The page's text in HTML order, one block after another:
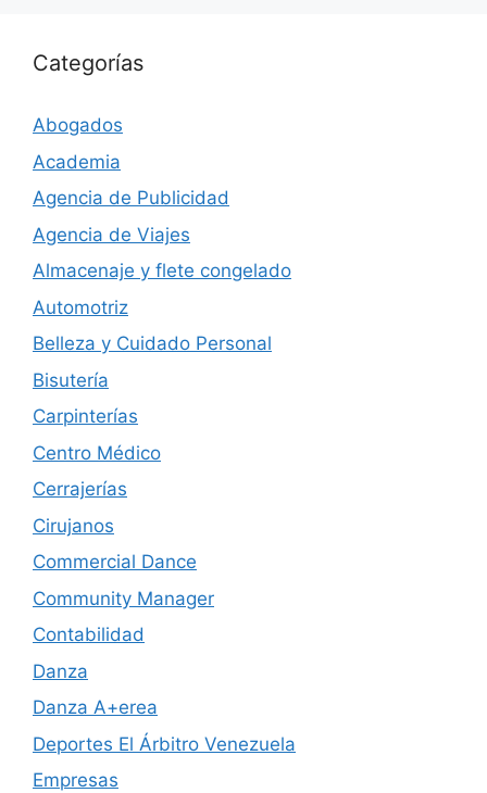
Categorías
Abogados
Academia
Agencia de Publicidad
Agencia de Viajes
Almacenaje y flete congelado
Automotriz
Belleza y Cuidado Personal
Bisutería
Carpinterías
Centro Médico
Cerrajerías
Cirujanos
Commercial Dance
Community Manager
Contabilidad
Danza
Danza A+erea
Deportes El Árbitro Venezuela
Empresas